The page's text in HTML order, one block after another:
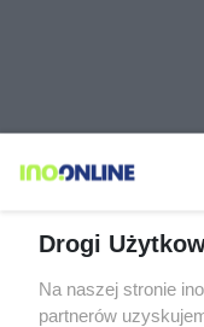
Drogi
Na naszej stronie
partnerów